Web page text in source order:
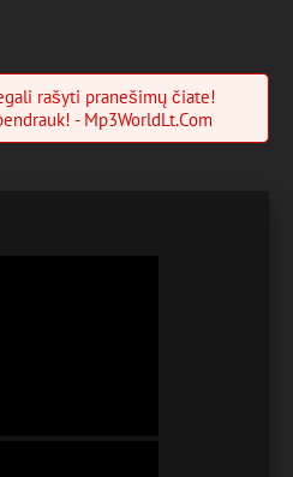
rašyti pranešimų čiate!
- Mp3WorldLt.Com